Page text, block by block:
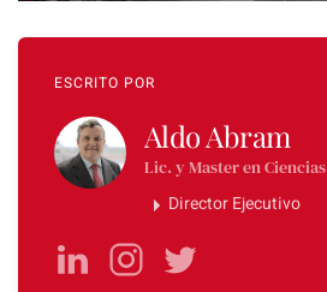
ESCRITO POR
Aldo Abram
Lic. y Master en
Director Ejecutivo